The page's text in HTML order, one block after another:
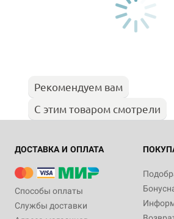
Рекомендуем вам
С этим товаром смотрели
ДОСТАВКА И ОПЛАТА
Способы оплаты
Службы доставки